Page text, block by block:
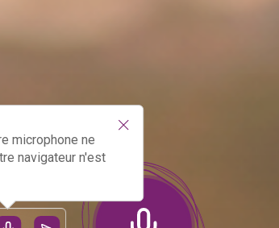
microphone ne
navigateur n'est